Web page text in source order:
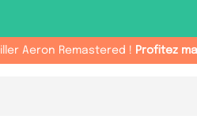
Aeron Remastered ! Profitez